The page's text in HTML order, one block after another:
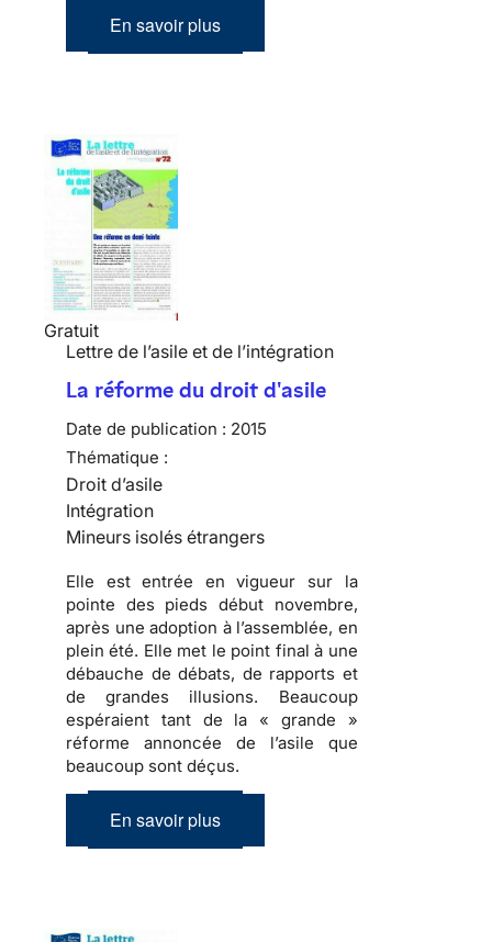
En savoir plus
Gratuit
Lettre de l’asile et de l’intégration
La réforme du droit d'asile
Date de publication : 2015
Thématique :
Droit d’asile
Intégration
Mineurs isolés étrangers
Elle est entrée en vigueur sur la
pointe des pieds début novembre,
après une adoption à l’assemblée, en
plein été. Elle met le point final à une
débauche de débats, de rapports et
de grandes illusions. Beaucoup
espéraient tant de la « grande »
réforme annoncée de l’asile que
beaucoup sont déçus.
En savoir plus